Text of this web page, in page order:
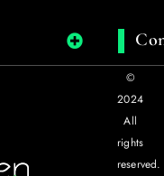
©
2024
All
rights
reserved.